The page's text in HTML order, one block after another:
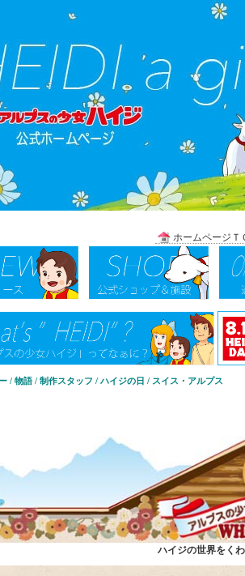
ホームページＴ
/ 物語 / 制作スタッフ / ハイジの日 / スイス・アルプス
ハイジの世界をく